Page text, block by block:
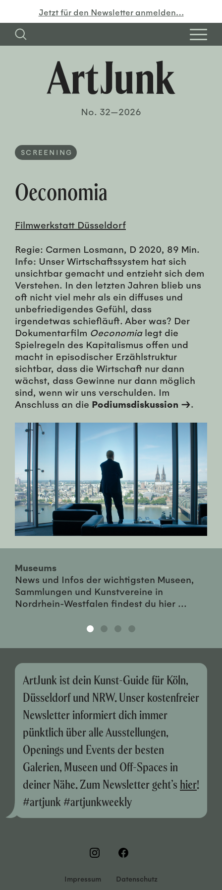
Jetzt für den Newsletter anmelden…
No. 32—2026
SCREENING
Oeconomia
Filmwerkstatt Düsseldorf
Regie: Carmen Losmann, D 2020, 89 Min.
Info: Unser Wirtschaftssystem hat sich
unsichtbar gemacht und entzieht sich dem
Verstehen. In den letzten Jahren blieb uns
oft nicht viel mehr als ein diffuses und
unbefriedigendes Gefühl, dass
irgendetwas schiefläuft. Aber was? Der
Dokumentarfilm Oeconomialegt die
Spielregeln des Kapitalismus offen und
macht in episodischer Erzählstruktur
sichtbar, dass die Wirtschaft nur dann
wächst, dass Gewinne nur dann möglich
sind, wenn wir uns verschulden. Im
Anschluss an die Podiumsdiskussion →.
Museums
News und Infos der wichtigsten Museen,
Sammlungen und Kunstvereine in
Nordrhein-Westfalen findest du hier ...
ArtJunk ist dein Kunst-Guide für Köln,
Düsseldorf und NRW. Unser kostenfreier
Newsletter informiert dich immer
pünktlich über alle Ausstellungen,
Openings und Events der besten
Galerien, Museen und Off-Spaces in
deiner Nähe. Zum Newsletter geht’s hier!
#artjunk #artjunkweekly
Impressum Datenschutz